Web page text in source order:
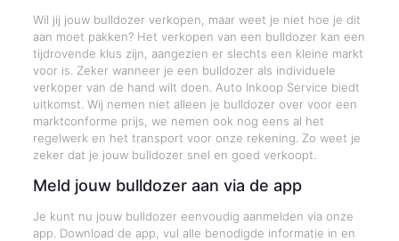
Wil jij jouw bulldozer verkopen, maar weet je niet hoe je dit
aan moet pakken? Het verkopen van een bulldozer kan een
tijdrovende klus zijn, aangezien er slechts een kleine markt
voor is. Zeker wanneer je een bulldozer als individuele
verkoper van de hand wilt doen. Auto Inkoop Service biedt
uitkomst. Wij nemen niet alleen je bulldozer over voor een
marktconforme prijs, we nemen ook nog eens al het
regelwerk en het transport voor onze rekening. Zo weet je
zeker dat je jouw bulldozer snel en goed verkoopt.
Meld jouw bulldozer aan via de app
Je kunt nu jouw bulldozer eenvoudig aanmelden via onze
app. Download de app, vul alle benodigde informatie in en